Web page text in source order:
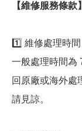
【維修服務條款】
1️⃣ 維修處理時間
一般處理時間為
回原廠或海外處
請見諒。